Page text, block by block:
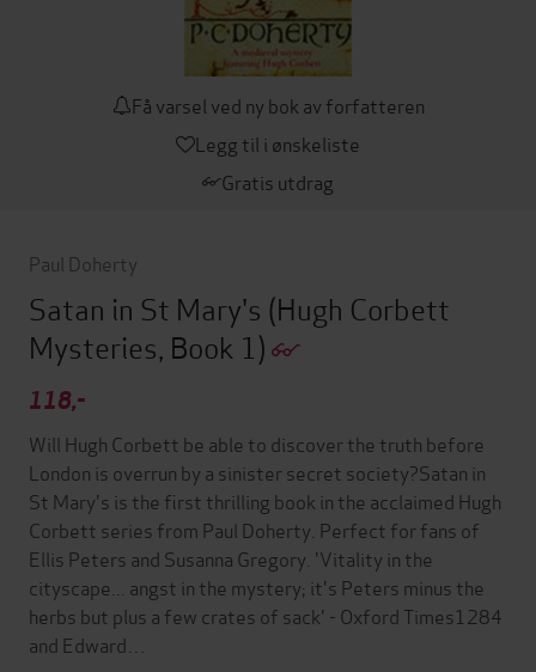
Få varsel ved ny bok av forfatteren
Legg til i ønskeliste
Gratis utdrag
Paul Doherty
Satan in St Mary's (Hugh Corbett
Mysteries, Book 1)
118,-
Will Hugh Corbett be able to discover the truth before
London is overrun by a sinister secret society?Satan in
St Mary's is the first thrilling book in the acclaimed Hugh
Corbett series from Paul Doherty. Perfect for fans of
Ellis Peters and Susanna Gregory. 'Vitality in the
cityscape... angst in the mystery; it's Peters minus the
herbs but plus a few crates of sack' - Oxford Times1284
and Edward…